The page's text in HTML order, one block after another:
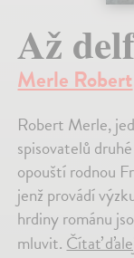
Až
Merle Robert
Robert Merle,
spisovatelů
opouští rodnou
jenž provádí
hrdiny románu
mluvit.Čítať